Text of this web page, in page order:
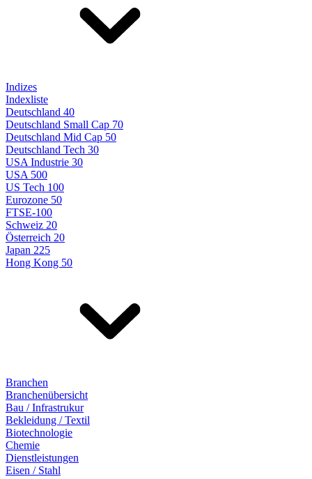
Indizes
Indexliste
Deutschland 40
Deutschland Small Cap 70
Deutschland Mid Cap 50
Deutschland Tech 30
USA Industrie 30
USA 500
US Tech 100
Eurozone 50
FTSE-100
Schweiz 20
Österreich 20
Japan 225
Hong Kong 50
Branchen
Branchenübersicht
Bau / Infrastrukur
Bekleidung / Textil
Biotechnologie
Chemie
Dienstleistungen
Eisen / Stahl